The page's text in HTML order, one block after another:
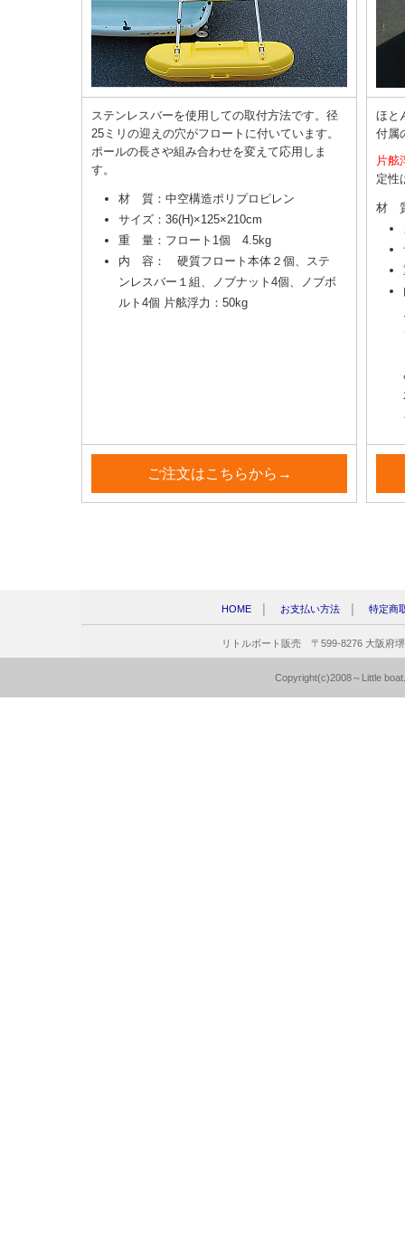
ステンレスバーを使用しての取付方法です。径
25ミリの迎えの穴がフロートに付いています。
ポールの長さや組み合わせを変えて応用しま
す。
材 質：中空構造ポリプロピレン
サイズ：36(H)×125×210cm
重 量：フロート1個 4.5kg
内 容： 硬質フロート本体２個、ステ
ンレスバー１組、ノブナット4個、ノブボ
ルト4個 片舷浮力：50kg
ほと
付属
片舷
定性
材
ご注文はこちらから→